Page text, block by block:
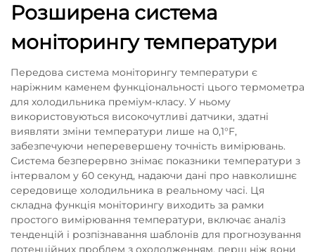
Розширена система
моніторингу температури
Передова система моніторингу температури є
наріжним каменем функціональності цього термометра
для холодильника преміум-класу. У ньому
використовуються високочутливі датчики, здатні
виявляти зміни температури лише на 0,1°F,
забезпечуючи неперевершену точність вимірювань.
Система безперервно знімає показники температури з
інтервалом у 60 секунд, надаючи дані про навколишнє
середовище холодильника в реальному часі. Ця
складна функція моніторингу виходить за рамки
простого вимірювання температури, включає аналіз
тенденцій і розпізнавання шаблонів для прогнозування
потенційних проблем з охолодженням, перш ніж вони